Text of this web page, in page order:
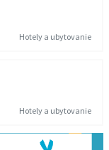
Hotely a ubytovanie
Hotely a ubytovanie